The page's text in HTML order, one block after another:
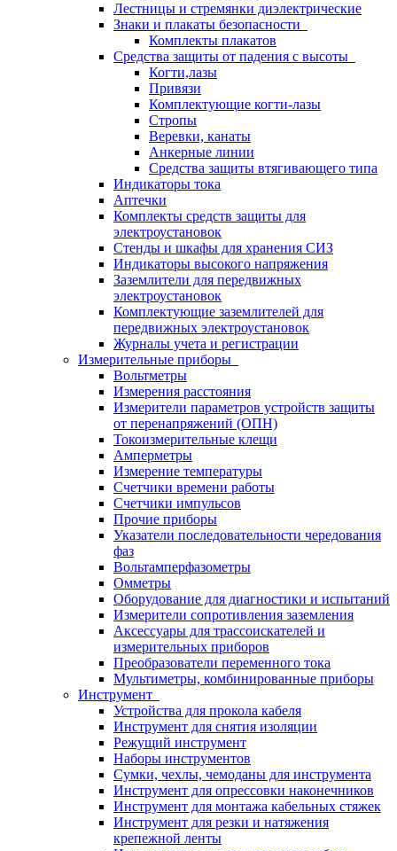
Лестницы и стремянки диэлектрические
Знаки и плакаты безопасности
Комплекты плакатов
Средства защиты от падения с высоты
Когти,лазы
Привязи
Комплектующие когти-лазы
Стропы
Веревки, канаты
Анкерные линии
Средства защиты втягивающего типа
Индикаторы тока
Аптечки
Комплекты средств защиты для
электроустановок
Стенды и шкафы для хранения СИЗ
Индикаторы высокого напряжения
Заземлители для передвижных
электроустановок
Комплектующие заземлителей для
передвижных электроустановок
Журналы учета и регистрации
Измерительные приборы
Вольтметры
Измерения расстояния
Измерители параметров устройств защиты
от перенапряжений (ОПН)
Токоизмерительные клещи
Амперметры
Измерение температуры
Счетчики времени работы
Счетчики импульсов
Прочие приборы
Указатели последовательности чередования
фаз
Вольтамперфазометры
Омметры
Оборудование для диагностики и испытаний
Измерители сопротивления заземления
Аксессуары для трассоискателей и
измерительных приборов
Преобразователи переменного тока
Мультиметры, комбинированные приборы
Инструмент
Устройства для прокола кабеля
Инструмент для снятия изоляции
Режущий инструмент
Наборы инструментов
Сумки, чехлы, чемоданы для инструмента
Инструмент для опрессовки наконечников
Инструмент для монтажа кабельных стяжек
Инструмент для резки и натяжения
крепежной ленты